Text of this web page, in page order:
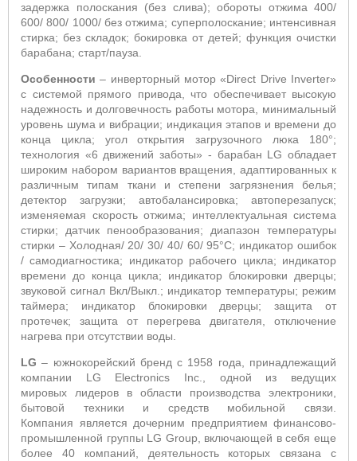
задержка полоскания (без слива); обороты отжима 400/
600/ 800/ 1000/ без отжима; суперполоскание; интенсивная
стирка; без складок; бокировка от детей; функция очистки
барабана; старт/пауза.
Особенности– инверторный мотор «Direct Drive Inverter»
с системой прямого привода, что обеспечивает высокую
надежность и долговечность работы мотора, минимальный
уровень шума и вибрации; индикация этапов и времени до
конца цикла; угол открытия загрузочного люка 180°;
технология «6 движений заботы» - барабан LG обладает
широким набором вариантов вращения, адаптированных к
различным типам ткани и степени загрязнения белья;
детектор загрузки; автобалансировка; автоперезапуск;
изменяемая скорость отжима; интеллектуальная система
стирки; датчик пенообразования; диапазон температуры
стирки – Холодная/ 20/ 30/ 40/ 60/ 95°С; индикатор ошибок
/ самодиагностика; индикатор рабочего цикла; индикатор
времени до конца цикла; индикатор блокировки дверцы;
звуковой сигнал Вкл/Выкл.; индикатор температуры; режим
таймера; индикатор блокировки дверцы; защита от
протечек; защита от перегрева двигателя, отключение
нагрева при отсутствии воды.
LG – южнокорейский бренд с 1958 года, принадлежащий
компании LG Electronics Inc., одной из ведущих
мировых лидеров в области производства электроники,
бытовой техники и средств мобильной связи.
Компания является дочерним предприятием финансово-
промышленной группы LG Group, включающей в себя еще
более 40 компаний, деятельность которых связана с